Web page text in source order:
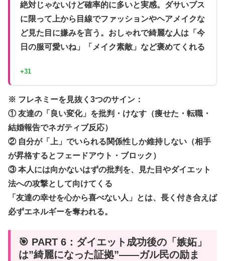
絶対じゃないけど確率的に多いと実感。ダサいブス
に限って上から目線でファッションやヘアメイクな
ど見た目に嫌みを言う。おしゃれで綺麗な人は「今
日の服可愛いね」「メイク素敵」など褒めてくれる
+31
※ フレネミーを見抜く3つのサイン：
① 友達の「良い変化」を批判・けなす（痩せた・転職・
結婚報告でネガティブ反応）
② 自分が「上」でいられる関係性しか維持しない（相手
が昇格するとフェードアウト・ブロック）
③ 本人には向かないはずの批判を、見た目やダイエット
法への攻撃として向けてくる
「友達の幸せを心から喜べない人」とは、長く付き合えば
必ずエネルギーを奪われる。
🎯 PART 6：ダイエット成功後の「嫉妬」
は”綺麗になった証拠”——ガル民の励ま